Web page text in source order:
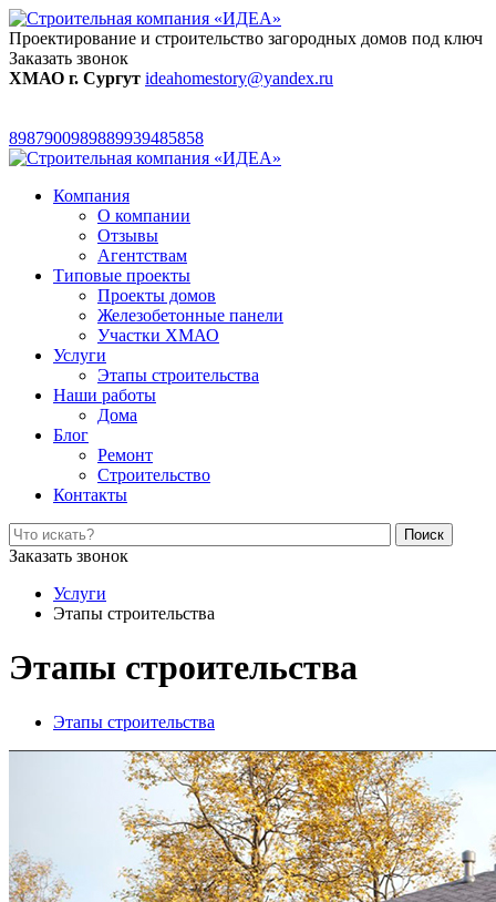
Проектирование и строительство загородных домов под ключ
Заказать звонок
ХМАО г. Сургут ideahomestory@yandex.ru
8987900989889939485858
Компания
О компании
Отзывы
Агентствам
Типовые проекты
Проекты домов
Железобетонные панели
Участки ХМАО
Услуги
Этапы строительства
Наши работы
Дома
Блог
Ремонт
Строительство
Контакты
Поиск
Заказать звонок
Услуги
Этапы строительства
Этапы строительства
Этапы строительства